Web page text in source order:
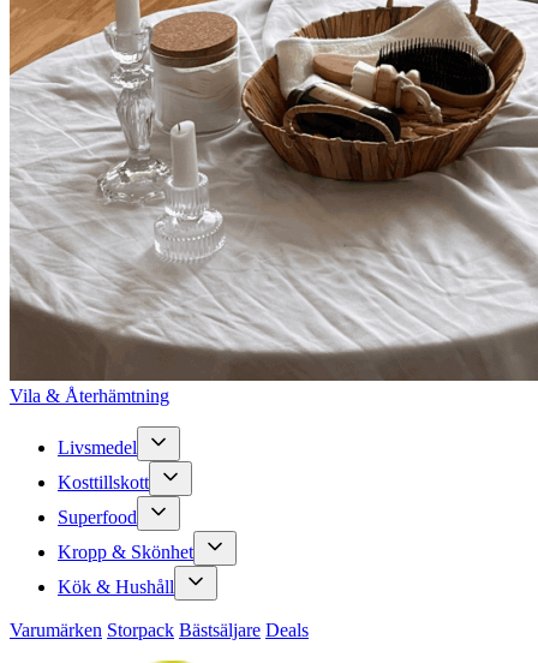
Vila & Återhämtning
Livsmedel
Kosttillskott
Superfood
Kropp & Skönhet
Kök & Hushåll
Varumärken Storpack Bästsäljare Deals